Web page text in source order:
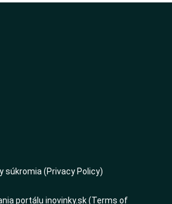
súkromia (Privacy Policy)
portálu inovinky.sk (Terms of